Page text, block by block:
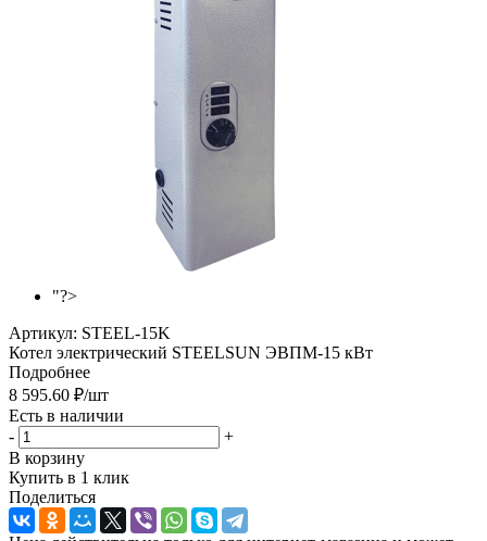
"?>
Артикул: STEEL-15K
Котел электрический STEELSUN ЭВПМ-15 кВт
Подробнее
8 595.60 ₽/шт
Есть в наличии
-
+
В корзину
Купить в 1 клик
Поделиться